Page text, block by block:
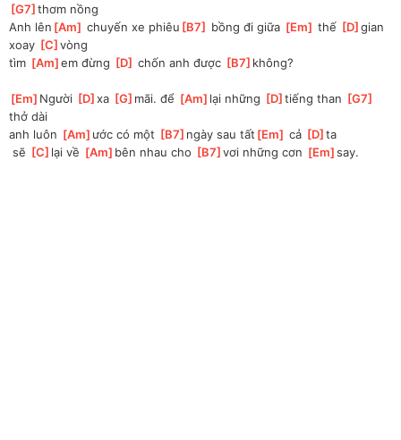
G7 ]thơm nồng
Anh lên [Am ] chuyến xe phiêu [B7 bồng đi giữa [Em ] thế [D ]
gian
xoay [C ]
vòng
tìm [Am ]
em đừng [D ] chốn anh được [B7 ]không?
[Em ]Người [D ]
xa [G ]mãi. để [Am ]lại những [D ]tiếng than [G7
thở dài
anh luôn [Am ]ước có một [B7 ]ngày sau tất [Em ] cả [D ]ta
sẽ [C ]lại về [Am ]bên nhau cho [B7 ]
vơi những cơn [Em ]
say.